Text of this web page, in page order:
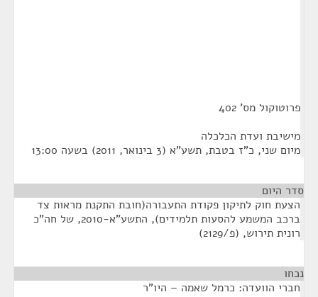
פרוטוקול מס' 402
מישיבת ועדת הכלכלה
מיום שני, כ"ז בטבת, תשע"א (3 בינואר, 2011) בשעה 13:00
סדר היום
הצעת חוק לתיקון פקודת התעבורה(חובת התקנת מראות צד
ברכב המשמע להסעות תלמידים), התשע"א-2010, של חה"כ
רונית תירוש, (פ/2129)
נכחו
חברי הוועדה: כרמל שאמה – היו"ר